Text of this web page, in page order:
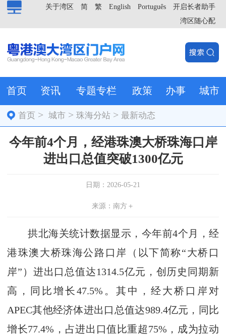
开启长者助手
Português
English
繁
简
关于湾区
湾区随心配
首页 资讯 专题专栏 政策 办事 城市
首页 >城市 >珠海分站 >最新动态
今年前4个月，经港珠澳大桥珠海口岸
进出口总值突破1300亿元
日期：2026-05-21
来源：南方＋
拱北海关统计数据显示，今年前4个月，经
港珠澳大桥珠海公路口岸（以下简称“大桥口
岸”）进出口总值达1314.5亿元，创历史同期新
高，同比增长47.5%。其中，经大桥口岸对
APEC其他经济体进出口总值达989.4亿元，同比
增长77.4%，占进出口值比重超75%，成为拉动